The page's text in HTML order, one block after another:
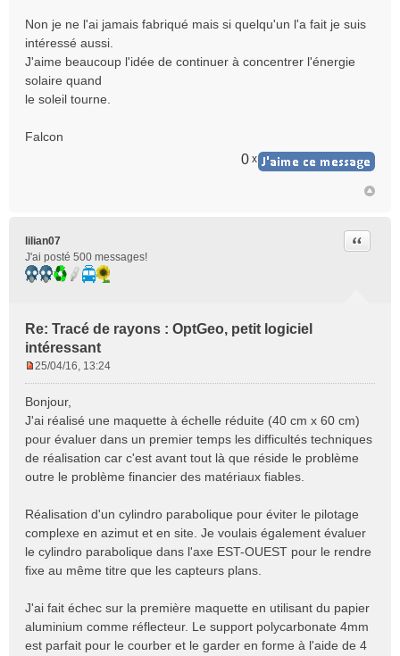
g
e
n
Non je ne l'ai jamais fabriqué mais si quelqu'un l'a fait je suis
intéressé aussi.
J'aime beaucoup l'idée de continuer à concentrer l'énergie
solaire quand
le soleil tourne.
Falcon
0 x
lilian07
J'ai posté 500 messages!
Re: Tracé de rayons : OptGeo, petit logiciel
intéressant
Citer
s
s
a
g
e
n
l
u
25/04/16, 13:24
Bonjour,
J'ai réalisé une maquette à échelle réduite (40 cm x 60 cm)
pour évaluer dans un premier temps les difficultés techniques
de réalisation car c'est avant tout là que réside le problème
outre le problème financier des matériaux fiables.
Réalisation d'un cylindro parabolique pour éviter le pilotage
complexe en azimut et en site. Je voulais également évaluer
le cylindro parabolique dans l'axe EST-OUEST pour le rendre
fixe au même titre que les capteurs plans.
J'ai fait échec sur la première maquette en utilisant du papier
aluminium comme réflecteur. Le support polycarbonate 4mm
est parfait pour le courber et le garder en forme à l'aide de 4